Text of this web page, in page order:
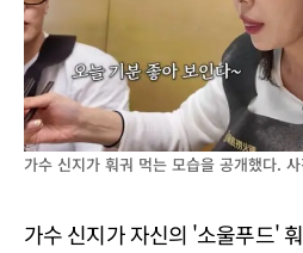
가수 신지가 훠궈 먹는 모습을 공개했다.
가수 신지가 자신의 '소울푸드'